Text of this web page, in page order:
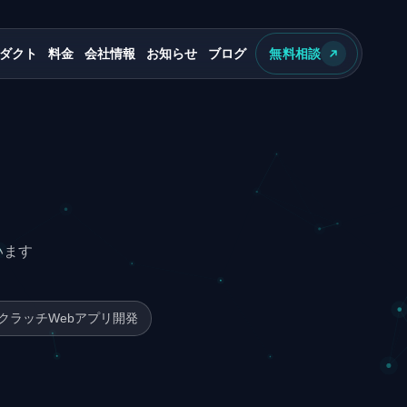
クト 料金 会社情報 お知らせ ブログ 無料相談
す
ラッチWebアプリ開発